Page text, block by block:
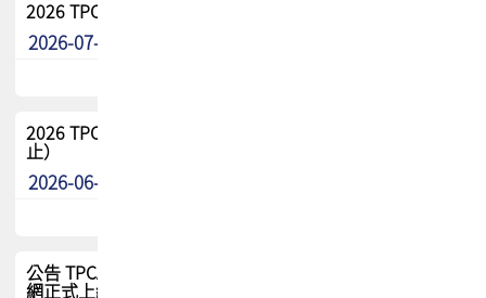
2026 TPCA中南區會員問卷暨7/31交流餐敘報名
2026-07-08
2026 TPCA健康盃保齡球聯誼賽 熱烈報名中（8/3報名截
止）
2026-06-29
公告 TPCA 台灣電路板協會官網將迎來新面貌，7/1 新官
網正式上線！